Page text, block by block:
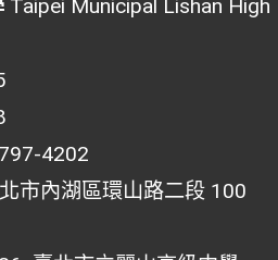
Taipei Municipal Lishan High
4202
市內湖區環山路二段 100